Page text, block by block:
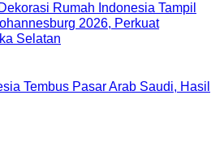
Tembus Pasar Arab Saudi, Hasil